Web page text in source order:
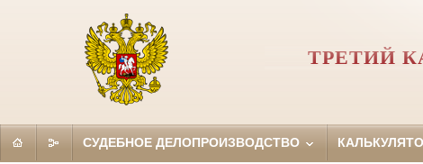
ТРЕТИЙ
СУДЕБНОЕ ДЕЛОПРОИЗВОДСТВО